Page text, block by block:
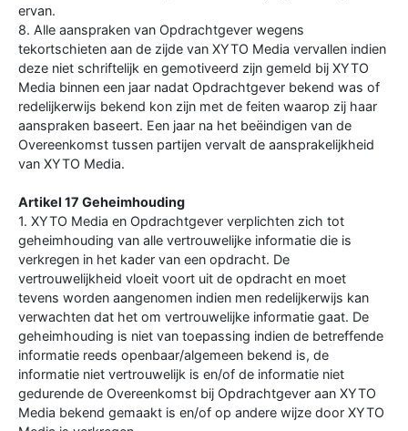
ervan.
8. Alle aanspraken van Opdrachtgever wegens
tekortschieten aan de zijde van XYTO Media vervallen indien
deze niet schriftelijk en gemotiveerd zijn gemeld bij XYTO
Media binnen een jaar nadat Opdrachtgever bekend was of
redelijkerwijs bekend kon zijn met de feiten waarop zij haar
aanspraken baseert. Een jaar na het beëindigen van de
Overeenkomst tussen partijen vervalt de aansprakelijkheid
van XYTO Media.
Artikel 17 Geheimhouding
1. XYTO Media en Opdrachtgever verplichten zich tot
geheimhouding van alle vertrouwelijke informatie die is
verkregen in het kader van een opdracht. De
vertrouwelijkheid vloeit voort uit de opdracht en moet
tevens worden aangenomen indien men redelijkerwijs kan
verwachten dat het om vertrouwelijke informatie gaat. De
geheimhouding is niet van toepassing indien de betreffende
informatie reeds openbaar/algemeen bekend is, de
informatie niet vertrouwelijk is en/of de informatie niet
gedurende de Overeenkomst bij Opdrachtgever aan XYTO
Media bekend gemaakt is en/of op andere wijze door XYTO